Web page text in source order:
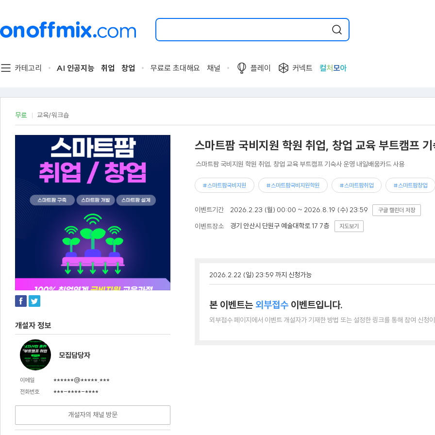
검
할
트
해
요.
카테고리 AI 인공지능 취업 창업 무료로 초대해요 채널 플레이 커넥트 컬처 모아
무료 교육/워크숍
개설자 정보
모집담당자
이메일 ******@*****.***
전화번호 ***-****-****
개설자의 채널 방문
스마트팜 국비지원 학원 취업, 창업 교육 부트캠프
스마트팜 국비지원 학원 취업, 창업 교육 부트캠프 기숙사 운영 내일배움카드 사용
#스마트팜국비지원 #스마트팜국비지원학원 #스마트팜취업 #스마트팜창업
이벤트기간 2026.2.23 (월) 00:00 ~ 2026.8.19 (수) 23:59 구글 캘린더 저장
이벤트장소 경기 안산시 단원구 예술대학로 17 7층 지도보기
2026.2.22 (일) 23:59 까지 신청가능
본 이벤트는 외부접수 이벤트입니다.
외부접수 페이지에서 이벤트 개설자가 기재한 방법 또는 설정한 링크를 통해 참여 신청